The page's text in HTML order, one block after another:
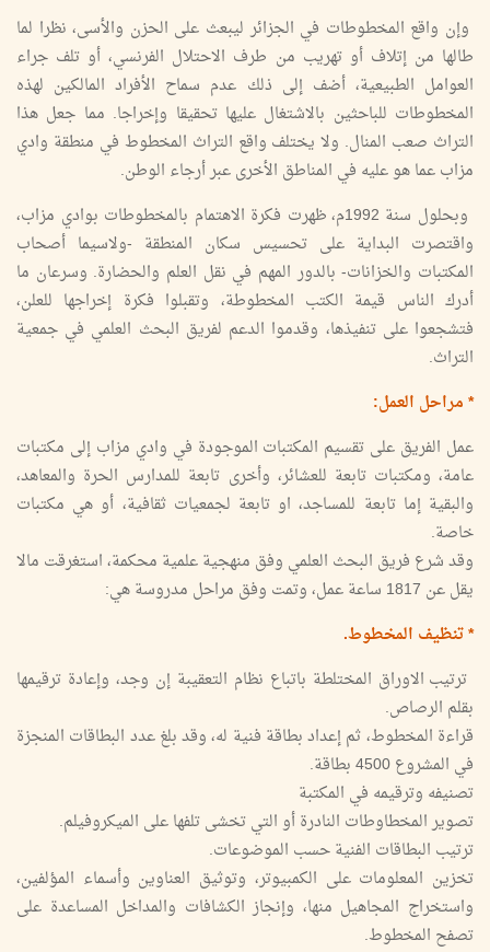
وإن واقع المخطوطات في الجزائر ليبعث على الحزن والأسى، نظرا لما
طالها من إتلاف أو تهريب من طرف الاحتلال الفرنسي، أو تلف جراء
العوامل الطبيعية، أضف إلى ذلك عدم سماح الأفراد المالكين لهذه
المخطوطات للباحثين بالاشتغال عليها تحقيقا وإخراجا. مما جعل هذا
التراث صعب المنال. ولا يختلف واقع التراث المخطوط في منطقة وادي
مزاب عما هو عليه في المناطق الأخرى عبر أرجاء الوطن.
وبحلول سنة 1992م، ظهرت فكرة الاهتمام بالمخطوطات بوادي مزاب،
واقتصرت البداية على تحسيس سكان المنطقة -ولاسيما أصحاب
المكتبات والخزانات- بالدور المهم في نقل العلم والحضارة. وسرعان ما
أدرك الناس قيمة الكتب المخطوطة، وتقبلوا فكرة إخراجها للعلن،
فتشجعوا على تنفيذها، وقدموا الدعم لفريق البحث العلمي في جمعية
التراث.
* مراحل العمل:
عمل الفريق على تقسيم المكتبات الموجودة في وادي مزاب إلى مكتبات
عامة، ومكتبات تابعة للعشائر، وأخرى تابعة للمدارس الحرة والمعاهد،
والبقية إما تابعة للمساجد، او تابعة لجمعيات ثقافية، أو هي مكتبات
خاصة.
وقد شرع فريق البحث العلمي وفق منهجية علمية محكمة، استغرقت مالا
يقل عن 1817 ساعة عمل، وتمت وفق مراحل مدروسة هي:
* تنظيف المخطوط.
ترتيب الاوراق المختلطة باتباع نظام التعقيبة إن وجد، وإعادة ترقيمها
بقلم الرصاص.
قراءة المخطوط، ثم إعداد بطاقة فنية له، وقد بلغ عدد البطاقات المنجزة
في المشروع 4500 بطاقة.
تصنيفه وترقيمه في المكتبة
تصوير المخطاوطات النادرة أو التي تخشى تلفها على الميكروفيلم.
ترتيب البطاقات الفنية حسب الموضوعات.
تخزين المعلومات على الكمبيوتر، وتوثيق العناوين وأسماء المؤلفين،
واستخراج المجاهيل منها، وإنجاز الكشافات والمداخل المساعدة على
تصفح المخطوط.